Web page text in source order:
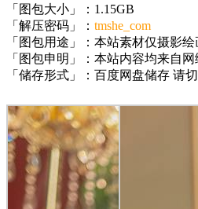
「图包大小」：1.15GB
「解压密码」： tmshe_com
「图包用途」：本站素材仅摄影
「图包申明」：本站内容均来自
「储存形式」：百度网盘储存 请